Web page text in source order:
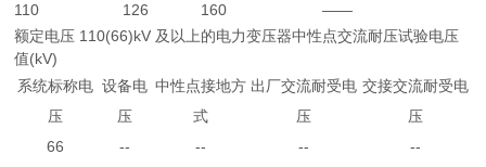
110
126 160
——
额定电压 110(66)kV 及以上的电力变压器中性点交流耐压试验电压
值(kV)
系统标称电
压
设备电
压
中性点接地方
式
出厂交流耐受电
压
交接交流耐受电
压
66
-- -- --
--